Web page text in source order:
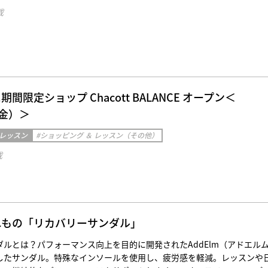
間限定ショップ Chacott BALANCE オープン＜
）＞
ッスン #ショッピング ＆ レッスン（その他）
の「リカバリーサンダル」
ルとは？パフォーマンス向上を目的に開発されたAddElm（アドエル
たサンダル。特殊なインソールを使用し、疲労感を軽減。レッスンや